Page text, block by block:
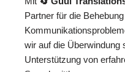
Partner für die
wir auf die Überwindung
Unterstützung von